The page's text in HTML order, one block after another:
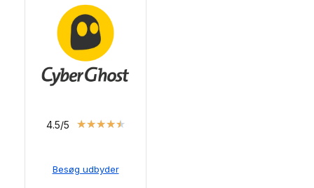
4.5/5 ★★★★★
Besøg udbyder